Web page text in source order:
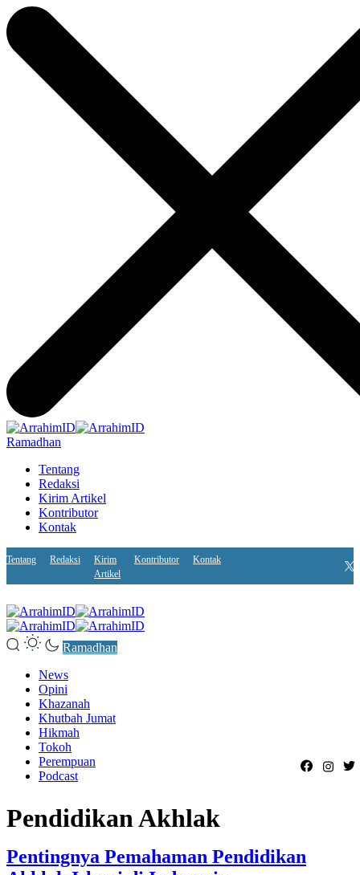
Ramadhan
Tentang
Redaksi
Kirim Artikel
Kontributor
Kontak
Tentang Redaksi
Kirim
Artikel
Kontributor Kontak
Ramadhan
News
Opini
Khazanah
Khutbah Jumat
Hikmah
Tokoh
Perempuan
Podcast
Pendidikan Akhlak
Pentingnya Pemahaman Pendidikan